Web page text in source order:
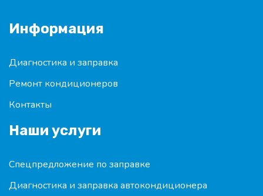
Информация
Диагностика и заправка
Ремонт кондиционеров
Контакты
Наши услуги
Спецпредложение по заправке
Диагностика и заправка автокондиционера